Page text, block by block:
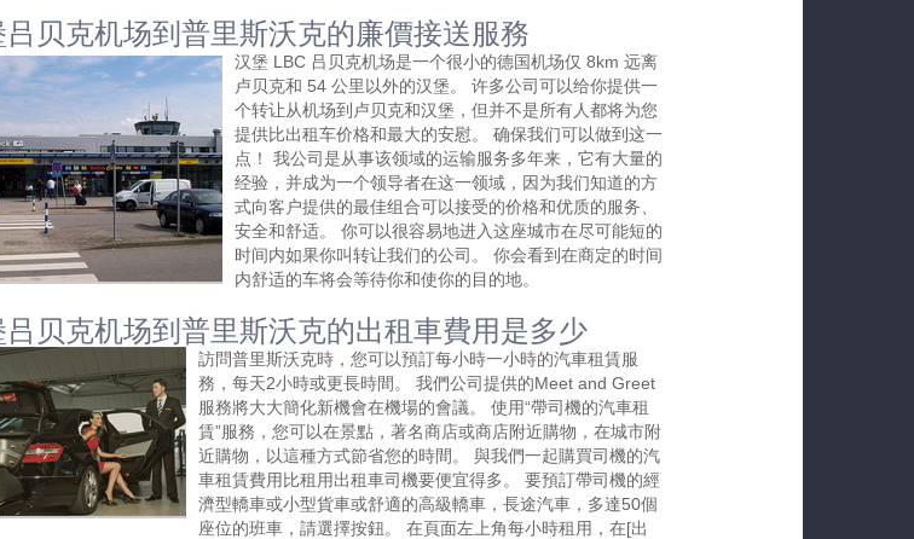
贝克机场到普里斯沃克的廉價接送服務
汉堡 LBC 吕贝克机场是一个很小的德国机场仅 8km 远离
卢贝克和 54 公里以外的汉堡。 许多公司可以给你提供一
个转让从机场到卢贝克和汉堡，但并不是所有人都将为您
提供比出租车价格和最大的安慰。 确保我们可以做到这一
点！ 我公司是从事该领域的运输服务多年来，它有大量的
经验，并成为一个领导者在这一领域，因为我们知道的方
式向客户提供的最佳组合可以接受的价格和优质的服务、
安全和舒适。 你可以很容易地进入这座城市在尽可能短的
时间内如果你叫转让我们的公司。 你会看到在商定的时间
内舒适的车将会等待你和使你的目的地。
贝克机场到普里斯沃克的出租車費用是多少
訪問普里斯沃克時，您可以預訂每小時一小時的汽車租賃服
務，每天2小時或更長時間。 我們公司提供的Meet and Greet
服務將大大簡化新機會在機場的會議。 使用“帶司機的汽車租
賃”服務，您可以在景點，著名商店或商店附近購物，在城市附
近購物，以這種方式節省您的時間。 與我們一起購買司機的汽
車租賃費用比租用出租車司機要便宜得多。 要預訂帶司機的經
濟型轎車或小型貨車或舒適的高級轎車，長途汽車，多達50個
座位的班車，請選擇按鈕。 在頁面左上角每小時租用，在[出